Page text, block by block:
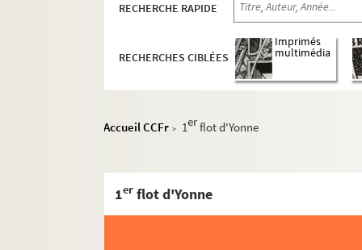
RECHERCHE RAPIDE
RECHERCHES CIBLÉES
Imprimés
multimédia
Accueil CCFr > 1erflot d'Yonne
1er flot d'Yonne